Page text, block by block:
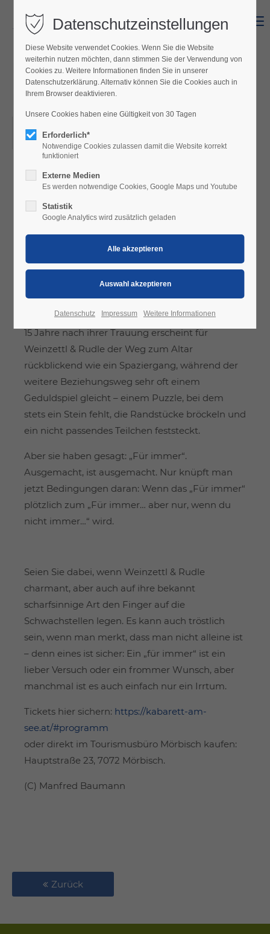
Menu
Kabarett am See - Weinzettl &
Rudle - "für immer ... & andere
Irrtümer"
ORT: MÖRBISCH AM SEE
Weinzettl & Rudle - "für immer
... & andere Irrtümer"
📅 Sonntag, 20.09.2026
🏛️ Altes Kino, Rusterstraße 117072 Mörbisch
15 Jahre nach ihrer Trauung erscheint für
Weinzettl & Rudle der Weg zum Altar
rückblickend wie ein Spaziergang, während der
weitere Beziehungsweg sehr oft einem
Geduldspiel gleicht – einem Puzzle, bei dem
stets ein Stein fehlt, die Randstücke bröckeln und
ein nicht passendes Teilchen feststeckt.
Aber sie haben gesagt: „Für immer“.
Ausgemacht, ist ausgemacht. Nur knüpft man
jetzt Bedingungen daran: Wenn das „Für immer“
plötzlich zum „Für immer… aber nur, wenn du
nicht immer…“ wird.
Seien Sie dabei, wenn Weinzettl & Rudle
charmant, aber auch auf ihre bekannt
scharfsinnige Art den Finger auf die
Schwachstellen legen. Es kann auch tröstlich
sein, wenn man merkt, dass man nicht alleine ist
– denn eines ist sicher: Ein „für immer“ ist ein
lieber Versuch oder ein frommer Wunsch, aber
manchmal ist es auch einfach nur ein Irrtum.
Tickets hier sichern: https://kabarett-am-
see.at/#programm
oder direkt im Tourismusbüro Mörbisch kaufen:
Hauptstraße 23, 7072 Mörbisch.
(C) Manfred Baumann
Zurück
Datenschutzeinstellungen
Diese Website verwendet Cookies. Wenn Sie die Website
weiterhin nutzen möchten, dann stimmen Sie der Verwendung von
Cookies zu. Weitere Informationen finden Sie in unserer
Datenschutzerklärung. Alternativ können Sie die Cookies auch in
Ihrem Browser deaktivieren.
Unsere Cookies haben eine Gültigkeit von 30 Tagen
Erforderlich*
Notwendige Cookies zulassen damit die Website korrekt
funktioniert
Externe Medien
Es werden notwendige Cookies, Google Maps und Youtube
Statistik
Google Analytics wird zusätzlich geladen
Datenschutz Impressum Weitere Informationen